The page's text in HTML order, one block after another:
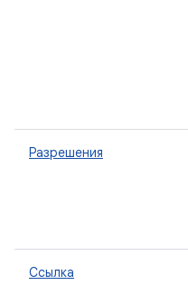
Разрешения
Ссылка